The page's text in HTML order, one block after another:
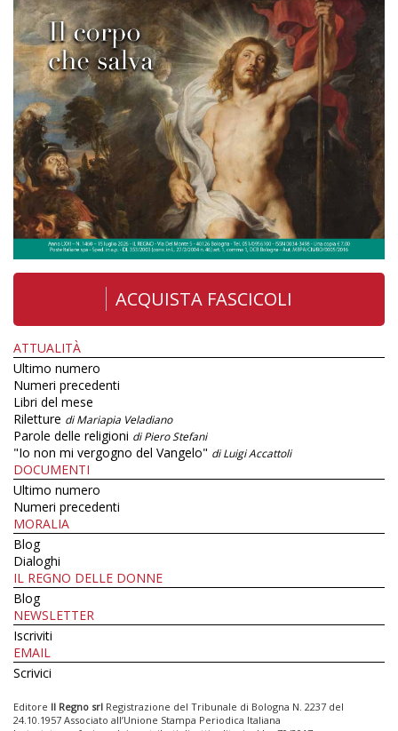
ACQUISTA FASCICOLI
ATTUALITÀ
Ultimo numero
Numeri precedenti
Libri del mese
Riletture di Mariapia Veladiano
Parole delle religioni di Piero Stefani
"Io non mi vergogno del Vangelo" di Luigi Accattoli
DOCUMENTI
Ultimo numero
Numeri precedenti
MORALIA
Blog
Dialoghi
IL REGNO DELLE DONNE
Blog
NEWSLETTER
Iscriviti
EMAIL
Scrivici
Editore Il Regno srl Registrazione del Tribunale di Bologna N. 2237 del
24.10.1957 Associato all’Unione Stampa Periodica Italiana